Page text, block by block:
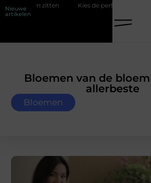
Nieuwe
artikelen
zitten Kies de perfecte tussenjas voor
Bloemen van de
allerbeste
Bloemen